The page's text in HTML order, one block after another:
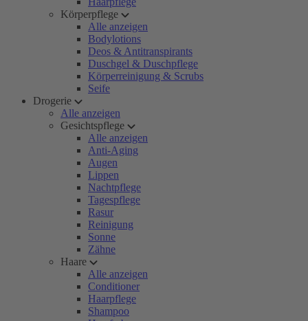
Körperpflege
Alle anzeigen
Bodylotions
Deos & Antitranspirants
Duschgel & Duschpflege
Körperreinigung & Scrubs
Seife
Drogerie
Alle anzeigen
Gesichtspflege
Alle anzeigen
Anti-Aging
Augen
Lippen
Nachtpflege
Tagespflege
Rasur
Reinigung
Sonne
Zähne
Haare
Alle anzeigen
Conditioner
Haarpflege
Shampoo